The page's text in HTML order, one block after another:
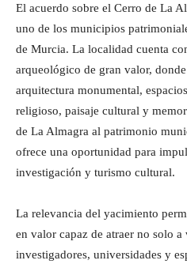
El acuerdo sobre el Cerro de La
uno de los municipios
de Murcia. La localidad cuenta
arqueológico de gran valor,
arquitectura monumental,
religioso, paisaje cultural y
de La Almagra al patrimonio
ofrece una oportunidad para
investigación y turismo cultural.
La relevancia del yacimiento
en valor capaz de atraer no solo
investigadores, universidades y